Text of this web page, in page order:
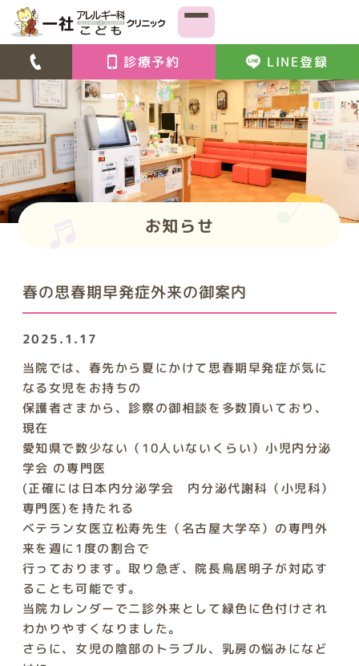
診療予約 LINE登録
お知らせ
春の思春期早発症外来の御案内
2025.1.17
当院では、春先から夏にかけて思春期早発症が気に
なる女児をお持ちの
保護者さまから、診察の御相談を多数頂いており、
現在
愛知県で数少ない（10人いないくらい）小児内分泌
学会 の専門医
(正確には日本内分泌学会 内分泌代謝科（小児科）
専門医)を持たれる
ベテラン女医立松寿先生（名古屋大学卒）の専門外
来を週に1度の割合で
行っております。取り急ぎ、院長鳥居明子が対応す
ることも可能です。
当院カレンダーで二診外来として緑色に色付けされ
わかりやすくなりました。
さらに、女児の陰部のトラブル、乳房の悩みになど